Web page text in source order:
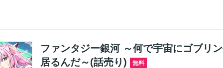
ファンタジー銀河 ～何で宇宙にゴブリ
居るんだ～(話売り)
無料